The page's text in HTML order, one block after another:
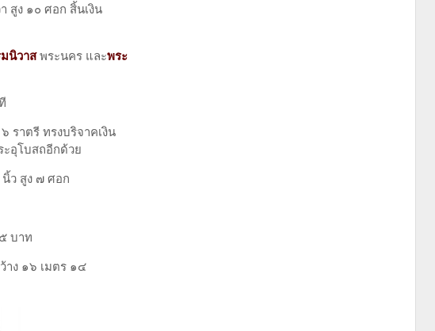
สูง ๑๐ ศอก สิ้นเงิน
นิวาสพระนคร และพระ
ราตรี ทรงบริจาคเงิน
ะอุโบสถอีกด้วย
ว สูง ๗ ศอก
บาท
ง ๑๖ เมตร ๑๔